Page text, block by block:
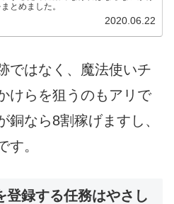
とめました。
2020.06.22
ではなく、魔法使いチ
けらを狙うのもアリで
銅なら8割稼げますし、
す。
登録する任務はやさし